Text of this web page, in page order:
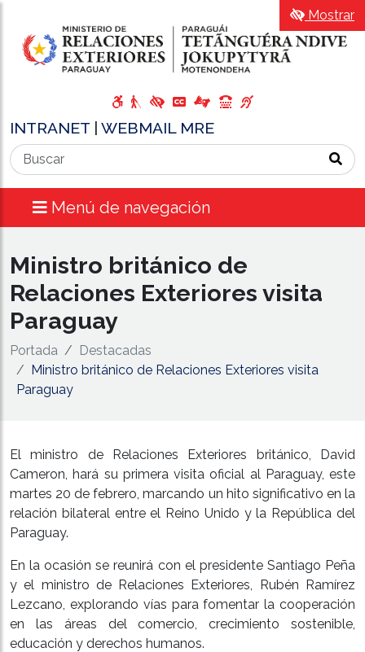
INTRANET WEBMAIL MRE
Menú de navegación
Mostrar
​Ministro británico de
Relaciones Exteriores visita
Paraguay
Portada
Destacadas
​Ministro británico de Relaciones Exteriores visita
Paraguay
El ministro de Relaciones Exteriores británico, David
Cameron, hará su primera visita oficial al Paraguay, este
martes 20 de febrero, marcando un hito significativo en la
relación bilateral entre el Reino Unido y la República del
Paraguay.
En la ocasión se reunirá con el presidente Santiago Peña
y el ministro de Relaciones Exteriores, Rubén Ramírez
Lezcano, explorando vías para fomentar la cooperación
en las áreas del comercio, crecimiento sostenible,
educación y derechos humanos.